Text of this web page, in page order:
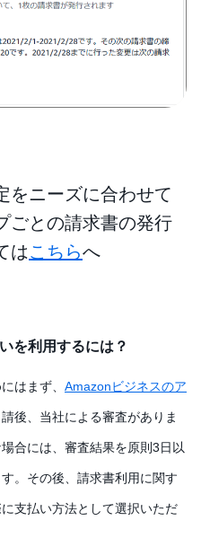
をニーズに合わせて
ごとの請求書の発行
はこちらへ
を利用するには？
はまず、 Amazonビジネスのア
後、当社による審査がありま
合には、審査結果を原則 3日以
。その後、請求書利用に関す
支払い方法として選択いただ